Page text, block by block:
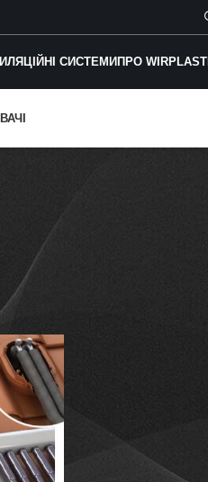
СИСТЕМИ ПРО WIRPLAST